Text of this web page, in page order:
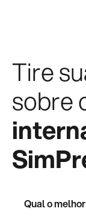
Tire
sobre
Qual o